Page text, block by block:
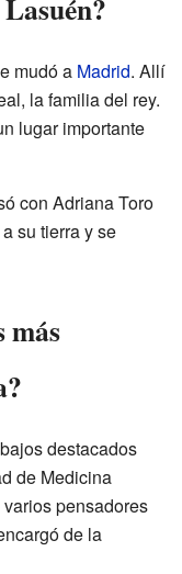
mudó a Madrid. Allí
la familia del rey.
lugar importante
con Adriana Toro
su tierra y se
más
destacados
de Medicina
pensadores
de la